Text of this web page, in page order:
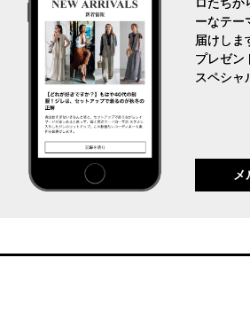
ロたちか
ーなテー
届けしま
プレゼン
スペシャ
メ